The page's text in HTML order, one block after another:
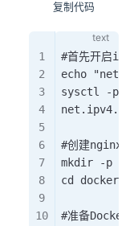
复制代码
#首先开启
echo
sysctl -p
#创建nginx的
mkdir -p
cd
#准备